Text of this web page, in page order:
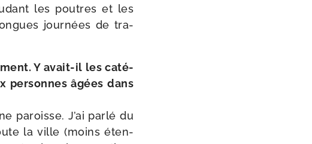
les poutres et les
jour­nées de tra­
Y avait-​il les caté­
per­sonnes âgées dans
paroisse. J’ai par­lé du
la ville (moins éten­